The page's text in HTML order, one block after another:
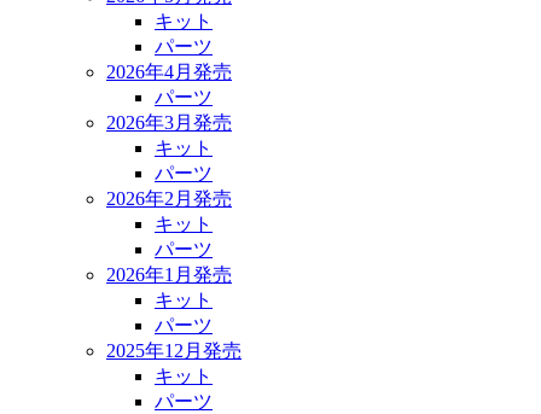
キット
パーツ
2026年4月発売
パーツ
2026年3月発売
キット
パーツ
2026年2月発売
キット
パーツ
2026年1月発売
キット
パーツ
2025年12月発売
キット
パーツ